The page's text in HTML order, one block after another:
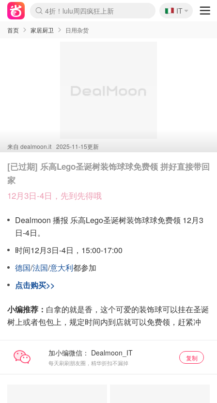
Boticinal 夏促开抢！
4折！lulu周四疯狂上新
速领！Stanley独家85折
Zalando 奥莱闪促！每日更新
🇮🇹
IT
首页 家居厨卫 日用杂货
来自 dealmoon.it 2025-11-15更新
[已过期] 乐高Lego圣诞树装饰球球免费领 拼好直接带回
家
12月3日-4日，先到先得哦
Dealmoon 播报 乐高Lego圣诞树装饰球球免费领 12月3
日-4日。
时间12月3日-4日，15:00-17:00
德国/法国/意大利都参加
点击购买>>
小编推荐： 白拿的就是香，这个可爱的装饰球可以挂在圣诞
树上或者包包上，规定时间内到店就可以免费领，赶紧冲
加小编微信：
每天刷刷朋友圈，精华折扣不漏掉
复制